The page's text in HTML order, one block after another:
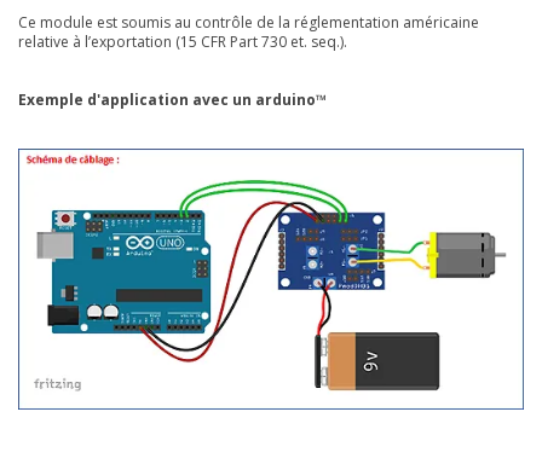
Ce module est soumis au contrôle de la réglementation américaine
relative à l’exportation (15 CFR Part 730 et. seq.).
Exemple d'application avec un arduino™